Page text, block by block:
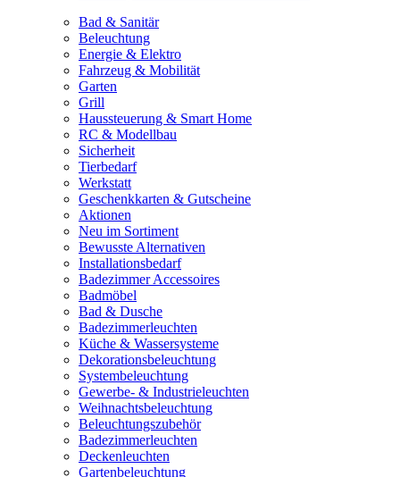
Bad & Sanitär
Beleuchtung
Energie & Elektro
Fahrzeug & Mobilität
Garten
Grill
Haussteuerung & Smart Home
RC & Modellbau
Sicherheit
Tierbedarf
Werkstatt
Geschenkkarten & Gutscheine
Aktionen
Neu im Sortiment
Bewusste Alternativen
Installationsbedarf
Badezimmer Accessoires
Badmöbel
Bad & Dusche
Badezimmerleuchten
Küche & Wassersysteme
Dekorationsbeleuchtung
Systembeleuchtung
Gewerbe- & Industrieleuchten
Weihnachtsbeleuchtung
Beleuchtungszubehör
Badezimmerleuchten
Deckenleuchten
Gartenbeleuchtung